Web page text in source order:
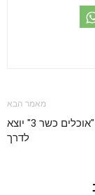
מאמר הבא
פסטיבל "אוכלים כשר 3" יוצא
לדרך